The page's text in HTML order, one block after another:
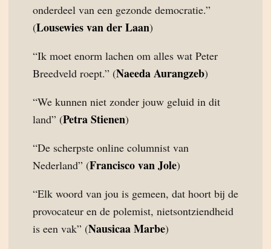
onderdeel van een gezonde democratie.”
(Lousewies van der Laan)
“Ik moet enorm lachen om alles wat Peter
Breedveld roept.” (Naeeda Aurangzeb)
“We kunnen niet zonder jouw geluid in dit
land” (Petra Stienen)
“De scherpste online columnist van
Nederland” (Francisco van Jole)
“Elk woord van jou is gemeen, dat hoort bij de
provocateur en de polemist, nietsontziendheid
is een vak” (Nausicaa Marbe)